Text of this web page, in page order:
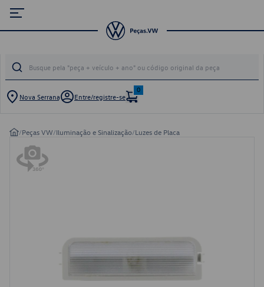
Nova Serrana Entre/registre-se
0
/Peças VW/Iluminação e Sinalização/Luzes de Placa